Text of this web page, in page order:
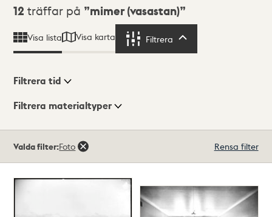
Sökresultat
12 träffar på mimer (vasastan)
Visa lista Visa karta Filtrera
Visningsläge
Filtrera tid
Filtrera materialtyper
träffar
Valda filter:Foto Rensa filter